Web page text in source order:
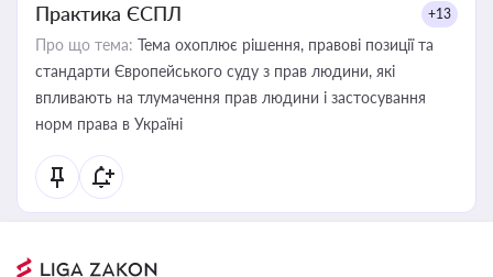
Практика ЄСПЛ +13
Про що тема: Тема охоплює рішення, правові позиції та
стандарти Європейського суду з прав людини, які
впливають на тлумачення прав людини і застосування
норм права в Україні